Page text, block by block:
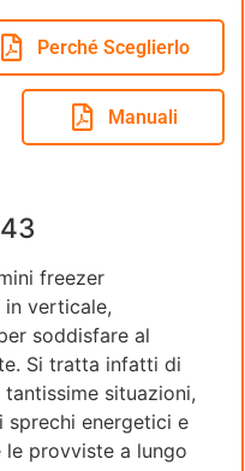
Perché Sceglierlo
Manuali
freezer
verticale,
soddisfare al
Si tratta infatti di
situazioni,
sprechi energetici e
le provviste a lungo